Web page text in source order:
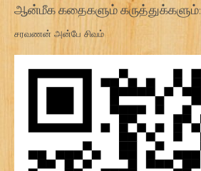
ஆன்மீக கதைகளும் கருத்துக்களும்:
சரவணன் அன்பே சிவம்